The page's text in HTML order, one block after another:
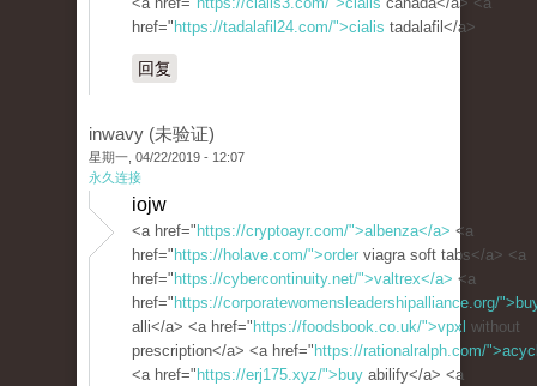
href=" https://tadalafil24.com/">cialis tadalafil</a>
回复
inwavy (未验证)
星期一, 04/22/2019 - 12:07
永久连接
iojw
<a href=" https://cryptoayr.com/">albenza</a> <a
href=" https://holave.com/">order viagra soft tabs</a> <a
href=" https://cybercontinuity.net/">valtrex</a> <a
href=" https://corporatewomensleadershipalliance.org/
alli</a> <a href=" https://foodsbook.co.uk/">vpxl without
prescription</a> <a href=" https://rationalralph.com/
<a href=" https://erj175.xyz/">buy abilify</a> <a